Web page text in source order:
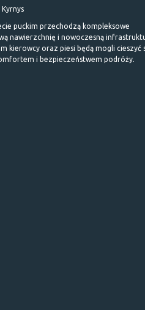
puckim przechodzą kompleksowe
nawierzchnię i nowoczesną
kierowcy oraz piesi będą mogli cieszyć
i bezpieczeństwem podróży.